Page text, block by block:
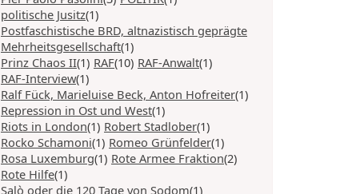
politische Jusitz(1)
Postfaschistische BRD, altnazistisch geprägte
Mehrheitsgesellschaft(1)
Prinz Chaos II(1) RAF(10) RAF-Anwalt(1)
RAF-Interview(1)
Ralf Fück, Marieluise Beck, Anton Hofreiter(1)
Repression in Ost und West(1)
Riots in London(1) Robert Stadlober(1)
Rocko Schamoni(1) Romeo Grünfelder(1)
Rosa Luxemburg(1) Rote Armee Fraktion(2)
Rote Hilfe(1)
Salò oder die 120 Tage von Sodom(1)